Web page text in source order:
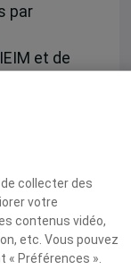
par
et de
de
du
doit
au
collecter des
votre
contenus vidéo,
etc. Vous pouvez
Préférences ».